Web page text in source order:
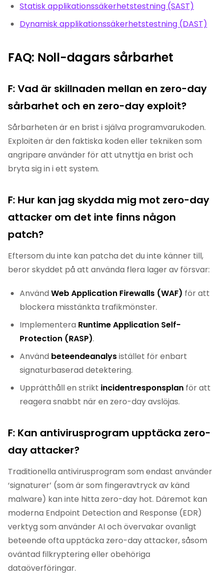
Statisk applikationssäkerhetstestning (SAST)
Dynamisk applikationssäkerhetstestning (DAST)
FAQ: Noll-dagars sårbarhet
F: Vad är skillnaden mellan en zero-day
sårbarhet och en zero-day exploit?
Sårbarheten är en brist i själva programvarukoden.
Exploiten är den faktiska koden eller tekniken som
angripare använder för att utnyttja en brist och
bryta sig in i ett system.
F: Hur kan jag skydda mig mot zero-day
attacker om det inte finns någon
patch?
Eftersom du inte kan patcha det du inte känner till,
beror skyddet på att använda flera lager av försvar:
Använd Web Application Firewalls (WAF) för att
blockera misstänkta trafikmönster.
Implementera Runtime Application Self-
Protection (RASP).
Använd beteendeanalysistället för enbart
signaturbaserad detektering.
Upprätthåll en strikt incidentresponsplan för att
reagera snabbt när en zero-day avslöjas.
F: Kan antivirusprogram upptäcka zero-
day attacker?
Traditionella antivirusprogram som endast använder
‘signaturer’ (som är som fingeravtryck av känd
malware) kan inte hitta zero-day hot. Däremot kan
moderna Endpoint Detection and Response (EDR)
verktyg som använder AI och övervakar ovanligt
beteende ofta upptäcka zero-day attacker, såsom
oväntad filkryptering eller obehöriga
dataöverföringar.